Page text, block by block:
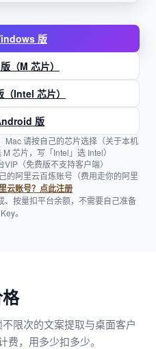
版
（M 芯片）
Intel 芯片）
版
Mac 请按自己的芯片选择（关于本机
芯片，写「Intel」选 Intel）
（免费版不支持客户端）
的阿里云百炼账号（费用走你的阿里
云账号？点此注册
、按量扣平台余额，不需要自己准备
。
限次的文案提取与桌面客户
费，用多少扣多少。